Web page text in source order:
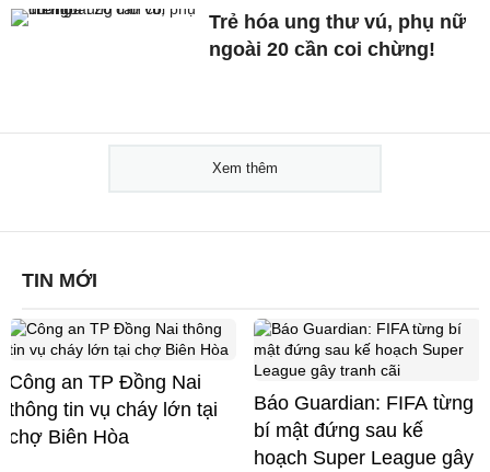
Trẻ hóa ung thư vú, phụ nữ
ngoài 20 cần coi chừng!
Xem thêm
TIN MỚI
Công an TP Đồng Nai
thông tin vụ cháy lớn tại
chợ Biên Hòa
Báo Guardian: FIFA từng
bí mật đứng sau kế
hoạch Super League gây